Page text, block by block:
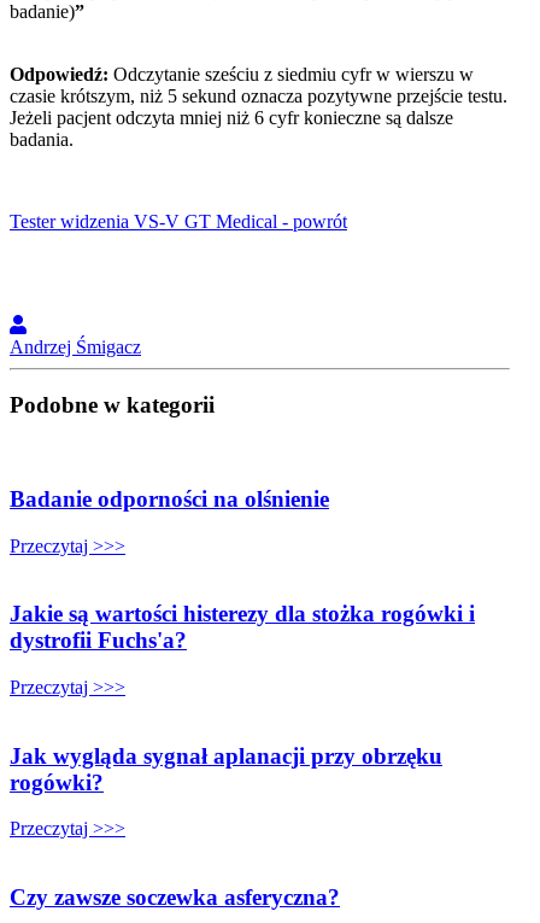
badanie)”
Odpowiedź: Odczytanie sześciu z siedmiu cyfr w wierszu w
czasie krótszym, niż 5 sekund oznacza pozytywne przejście testu.
Jeżeli pacjent odczyta mniej niż 6 cyfr konieczne są dalsze
badania.
Tester widzenia VS-V GT Medical - powrót
Andrzej Śmigacz
Podobne w kategorii
Badanie odporności na olśnienie
Przeczytaj >>>
Jakie są wartości histerezy dla stożka rogówki i
dystrofii Fuchs'a?
Przeczytaj >>>
Jak wygląda sygnał aplanacji przy obrzęku
rogówki?
Przeczytaj >>>
Czy zawsze soczewka asferyczna?